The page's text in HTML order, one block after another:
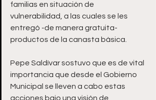
familias en situación de
vulnerabilidad, a las cuales se les
entregó -de manera gratuita-
productos de la canasta básica.
Pepe Saldívar sostuvo que es de vital
importancia que desde el Gobierno
Municipal se lleven a cabo estas
acciones bajo una visión de